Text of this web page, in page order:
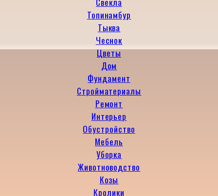
Топинамбур
Тыква
Чеснок
Цветы
Дом
Фундамент
Стройматериалы
Ремонт
Интерьер
Обустройство
Мебель
Уборка
Животноводство
Козы
Кролики